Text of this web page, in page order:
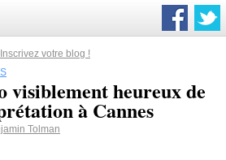
votre blog !
visiblement heureux de
à Cannes
Tolman